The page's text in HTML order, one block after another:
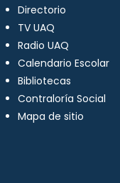
Directorio
TV UAQ
Radio UAQ
Calendario Escolar
Bibliotecas
Contraloría Social
Mapa de sitio